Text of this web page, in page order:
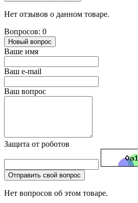
Нет отзывов о данном товаре.
Вопросов: 0
Новый вопрос
Ваше имя
Ваш e-mail
Ваш вопрос
Защита от роботов
Отправить свой вопрос
Нет вопросов об этом товаре.